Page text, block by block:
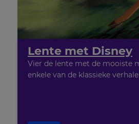
Lente met Disney
Vier de lente met de mooiste
enkele van de klassieke